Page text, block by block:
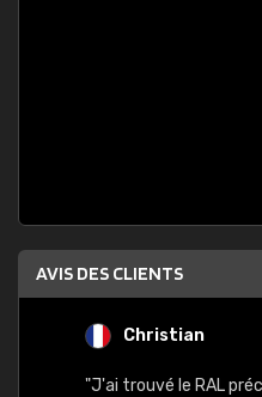
AVIS DES CLIENTS
Christian
"J'ai trouvé le RAL